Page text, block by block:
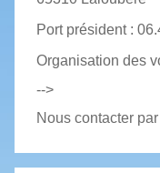
Port président :
Organisation des
-->
Nous contacter par